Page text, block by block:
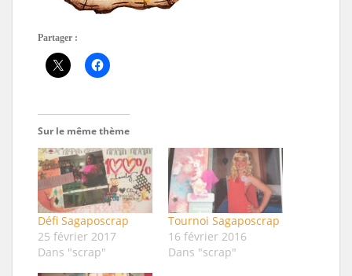
Partager :
Sur le même thème
Défi Sagaposcrap
25 février 2017
Dans "scrap"
Tournoi Sagaposcrap
16 février 2016
Dans "scrap"